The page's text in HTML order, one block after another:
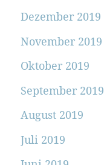
Dezember 2019
November 2019
Oktober 2019
September 2019
August 2019
Juli 2019